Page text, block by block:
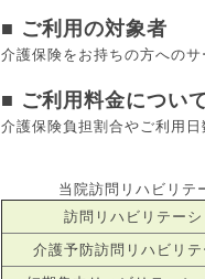
■ ご利用の対象者
介護保険をお持ちの方へのサ
■ ご利用料金につい
介護保険負担割合やご利用
当院訪問リハビリ
訪問リハビリテーシ
介護予防訪問リハビリテ